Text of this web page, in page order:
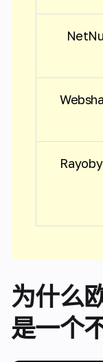
为什么
是一个